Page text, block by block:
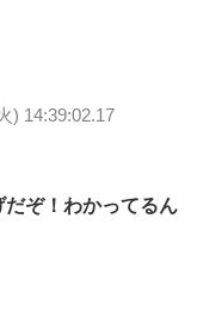
) 14:39:02.17
だぞ！わかってるん